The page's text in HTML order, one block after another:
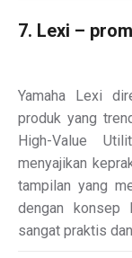
7. Lexi –
Yamaha Lexi
produk yang
High-Value
menyajikan
tampilan yang
dengan konsep
sangat praktis